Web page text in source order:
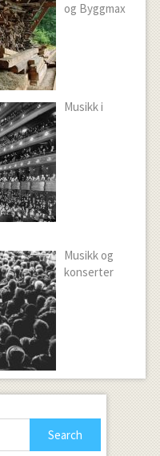
og Byggmax
Musikk i
Musikk og
konserter